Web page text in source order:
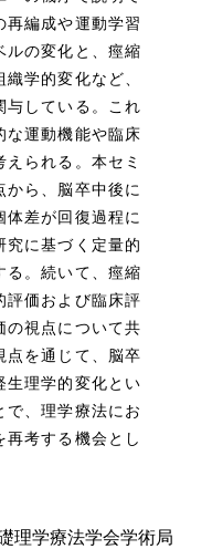
再編成や運動学習
ルの変化と、痙縮
学的変化など、
与している。これ
な運動機能や臨床
られる。本セミ
から、脳卒中後に
体差が回復過程に
究に基づく定量的
る。続いて、痙縮
評価および臨床評
の視点について共
点を通じて、脳卒
生理学的変化とい
で、理学療法にお
再考する機会とし
理学療法学会学術局